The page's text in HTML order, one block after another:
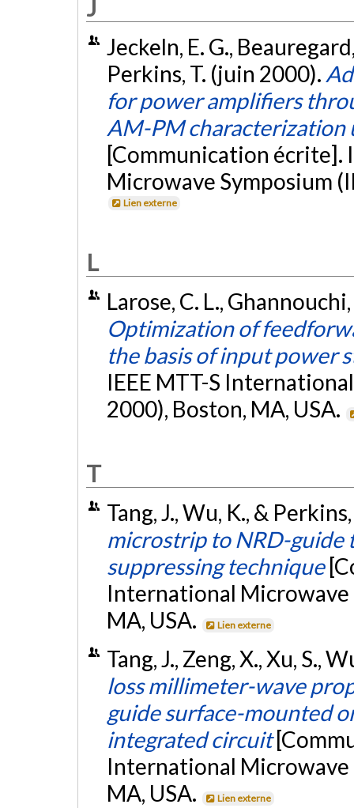
J
Jeckeln, E. G.,
Perkins, T. (juin 2000).
for power amplifiers
AM-PM characterization
[Communication écrite].
Microwave Symposium
Lien externe
L
Larose, C. L.,
Optimization of
the basis of input power
IEEE MTT-S
2000), Boston, MA, USA.
T
Tang, J., Wu, K., &
microstrip to NRD-guide
suppressing technique
International Microwave
MA, USA.
Lien externe
Tang, J., Zeng, X., Xu, S.,
loss millimeter-wave
guide surface-mounted
integrated circuit
International Microwave
MA, USA.
Lien externe